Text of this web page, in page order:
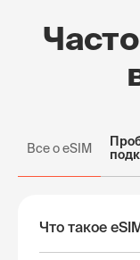
Все о eSIM
Что такое